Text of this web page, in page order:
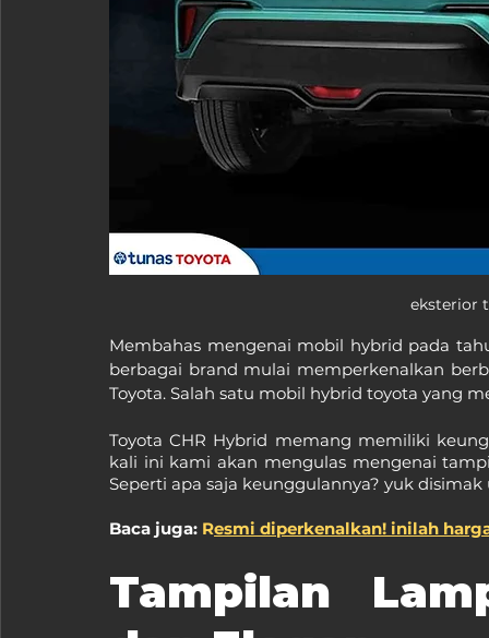
eksterior
Membahas mengenai mobil hybrid pada
berbagai brand mulai memperkenalkan
Toyota. Salah satu mobil hybrid toyota yang
Toyota CHR Hybrid memang memiliki
kali ini kami akan mengulas mengenai
Seperti apa saja keunggulannya? yuk
Baca juga: Resmi diperkenalkan! inilah
Tampilan